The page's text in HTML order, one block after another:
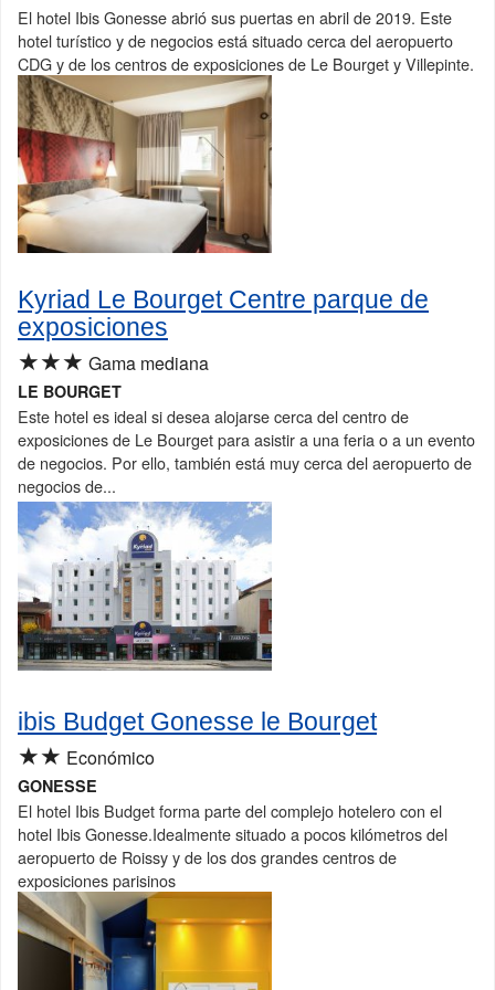
El hotel Ibis Gonesse abrió sus puertas en abril de 2019. Este
hotel turístico y de negocios está situado cerca del aeropuerto
CDG y de los centros de exposiciones de Le Bourget y Villepinte.
Kyriad Le Bourget Centre parque de
exposiciones
★★★ Gama mediana
LE BOURGET
Este hotel es ideal si desea alojarse cerca del centro de
exposiciones de Le Bourget para asistir a una feria o a un evento
de negocios. Por ello, también está muy cerca del aeropuerto de
negocios de...
ibis Budget Gonesse le Bourget
★★ Económico
GONESSE
El hotel Ibis Budget forma parte del complejo hotelero con el
hotel Ibis Gonesse.Idealmente situado a pocos kilómetros del
aeropuerto de Roissy y de los dos grandes centros de
exposiciones parisinos